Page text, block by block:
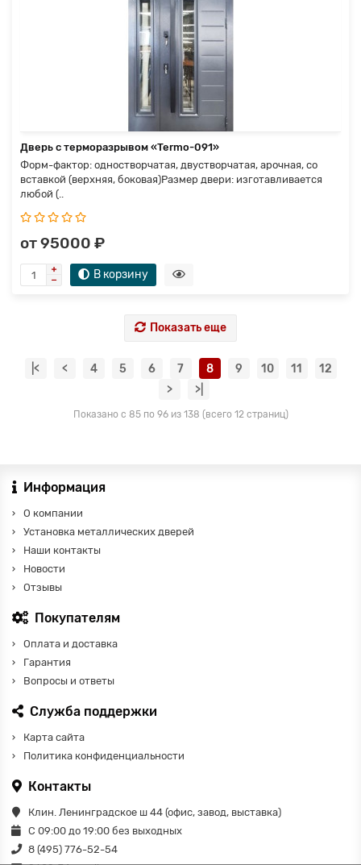
Дверь с терморазрывом «Termo-091»
Форм-фактор: одностворчатая, двустворчатая, арочная, со
вставкой (верхняя, боковая)Размер двери: изготавливается
любой (..
от 95000 ₽
В корзину
Показать еще
|< < 4 5 6 7 8 9 10 11
12
>
>|
Показано с 85 по 96 из 138 (всего 12 страниц)
Информация
О компании
Установка металлических дверей
Наши контакты
Новости
Отзывы
Покупателям
Оплата и доставка
Гарантия
Вопросы и ответы
Служба поддержки
Карта сайта
Политика конфиденциальности
Контакты
Клин. Ленинградское ш 44 (офис, завод, выставка)
С 09:00 до 19:00 без выходных
8 (495) 776-52-54